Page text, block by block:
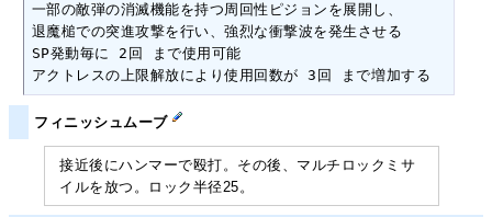
一部の敵弾の消滅機能を持つ周回性ピジョンを展開し、
退魔槌での突進攻撃を行い、強烈な衝撃波を発生させる
SP発動毎に 2回 まで使用可能
アクトレスの上限解放により使用回数が 3回 まで増加する
フィニッシュムーブ
接近後にハンマーで殴打。その後、マルチロックミサ
イルを放つ。ロック半径25。